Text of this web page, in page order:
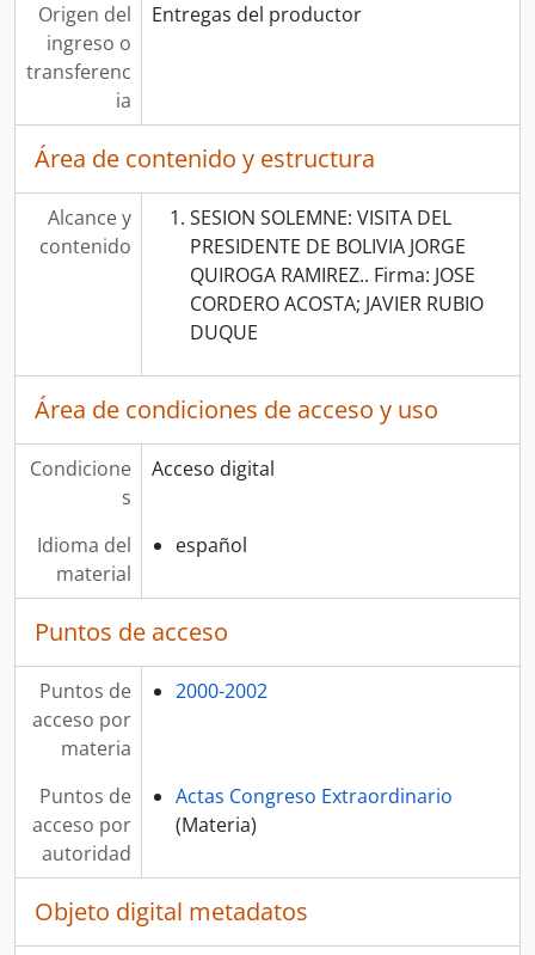
Origen del
ingreso o
transferenc
ia
Entregas del productor
Área de contenido y estructura
Alcance y
contenido
SESION SOLEMNE: VISITA DEL
PRESIDENTE DE BOLIVIA JORGE
QUIROGA RAMIREZ.. Firma: JOSE
CORDERO ACOSTA; JAVIER RUBIO
DUQUE
Área de condiciones de acceso y uso
Condicione
s
Acceso digital
Idioma del
material
español
Puntos de acceso
Puntos de
acceso por
materia
2000-2002
Puntos de
acceso por
autoridad
Actas Congreso Extraordinario
(Materia)
Objeto digital metadatos